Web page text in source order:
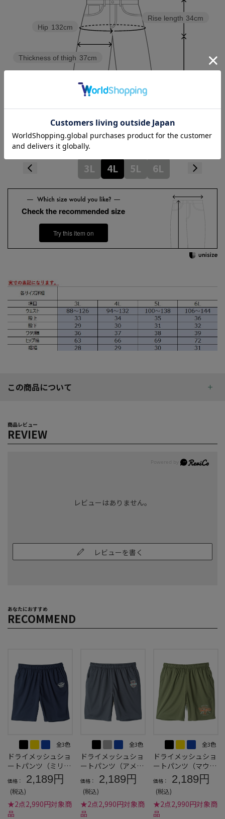
Rise length 34cm
Hem width 29cm
Thickness of thigh 37cm
Hip 132cm
3L 4L 5L 6L
Check the recommended size
Try this item on
この商品について
商品レビュー
REVIEW
レビューはありません。
レビューを書く
あなたにおすすめ
RECOMMEND
全3色
ドライメッシュショ
ートパンツ（ミリタ
リー）
価格： 2,189円
(税込)
★2点2,990円対象商
品
全3色
ドライメッシュショ
ートパンツ（アメカ
価格： 2,189円
(税込)
★2点2,990円対象商
品
全3色
ドライメッシュショ
ートパンツ（マウン
テン）
価格： 2,189円
(税込)
★2点2,990円対象商
品